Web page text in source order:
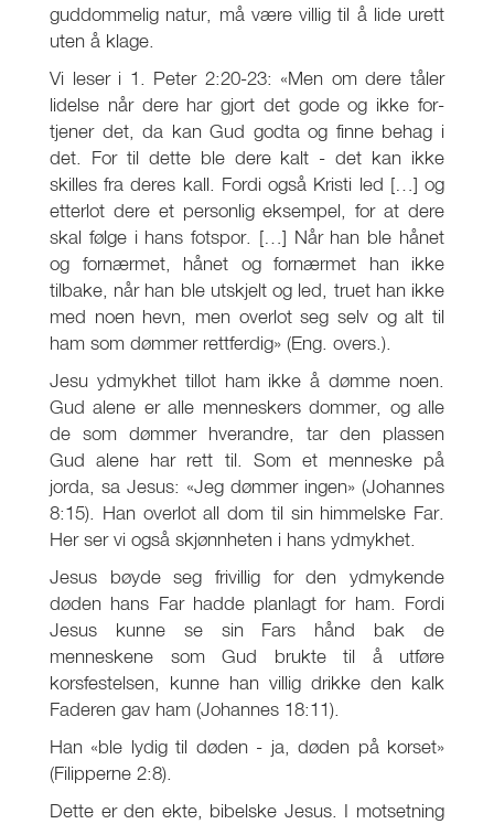
guddommelig natur, må være villig til å lide urett
uten å klage.
Vi leser i 1. Peter 2:20-23: «Men om dere tåler
lidelse når dere har gjort det gode og ikke for-
tjener det, da kan Gud godta og finne behag i
det. For til dette ble dere kalt - det kan ikke
skilles fra deres kall. Fordi også Kristi led […] og
etterlot dere et personlig eksempel, for at dere
skal følge i hans fotspor. […] Når han ble hånet
og fornærmet, hånet og fornærmet han ikke
tilbake, når han ble utskjelt og led, truet han ikke
med noen hevn, men overlot seg selv og alt til
ham som dømmer rettferdig» (Eng. overs.).
Jesu ydmykhet tillot ham ikke å dømme noen.
Gud alene er alle menneskers dommer, og alle
de som dømmer hverandre, tar den plassen
Gud alene har rett til. Som et menneske på
jorda, sa Jesus: «Jeg dømmer ingen» (Johannes
8:15). Han overlot all dom til sin himmelske Far.
Her ser vi også skjønnheten i hans ydmykhet.
Jesus bøyde seg frivillig for den ydmykende
døden hans Far hadde planlagt for ham. Fordi
Jesus kunne se sin Fars hånd bak de
menneskene som Gud brukte til å utføre
korsfestelsen, kunne han villig drikke den kalk
Faderen gav ham (Johannes 18:11).
Han «ble lydig til døden - ja, døden på korset»
(Filipperne 2:8).
Dette er den ekte, bibelske Jesus. I motsetning